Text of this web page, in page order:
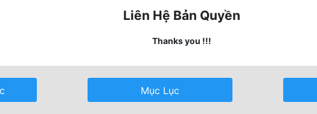
Liên Hệ Bản Quyền
Thanks you !!!
Mục Lục